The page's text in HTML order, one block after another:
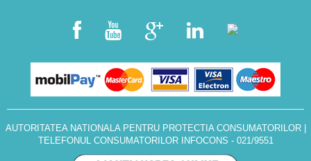
AUTORITATEA NATIONALA PENTRU PROTECTIA CONSUMATORILOR|
TELEFONUL CONSUMATORILOR INFOCONS - 021/9551